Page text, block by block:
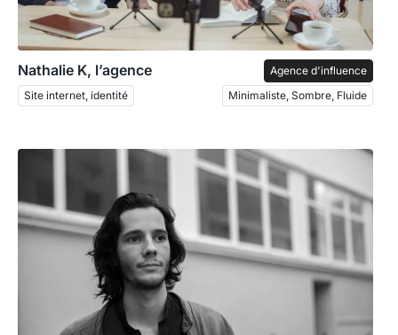
Nathalie K, l’agence
Agence d'influence
Site internet, identité
Minimaliste, Sombre, Fluide